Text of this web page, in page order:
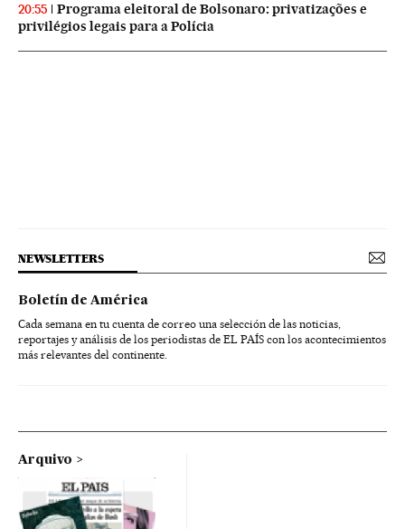
20:55
Programa eleitoral de Bolsonaro: privatizações e
privilégios legais para a Polícia
NEWSLETTERS
Boletín de América
Cada semana en tu cuenta de correo una selección de las noticias,
reportajes y análisis de los periodistas de EL PAÍS con los acontecimientos
más relevantes del continente.
Arquivo